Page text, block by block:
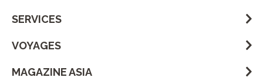
SERVICES
VOYAGES
MAGAZINE ASIA